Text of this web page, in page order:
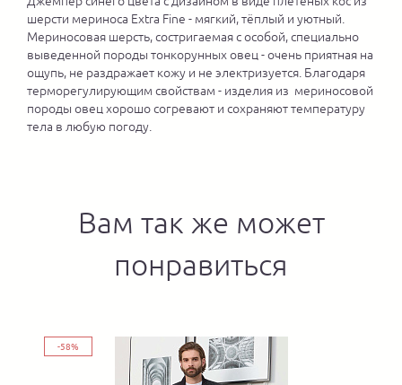
шерсти мериноса Extra Fine - мягкий, тёплый и уютный.
Мериносовая шерсть, состригаемая с особой, специально
выведенной породы тонкорунных овец - очень приятная на
ощупь, не раздражает кожу и не электризуется. Благодаря
терморегулирующим свойствам - изделия из мериносовой
породы овец хорошо согревают и сохраняют температуру
тела в любую погоду.
Вам так же может
понравиться
-58%